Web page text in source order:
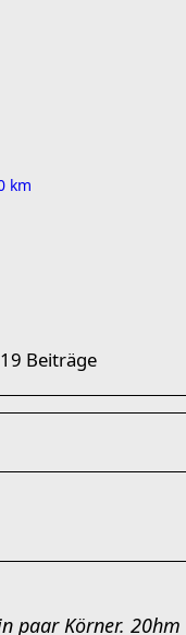
km
Beiträge
paar Körner. 20hm